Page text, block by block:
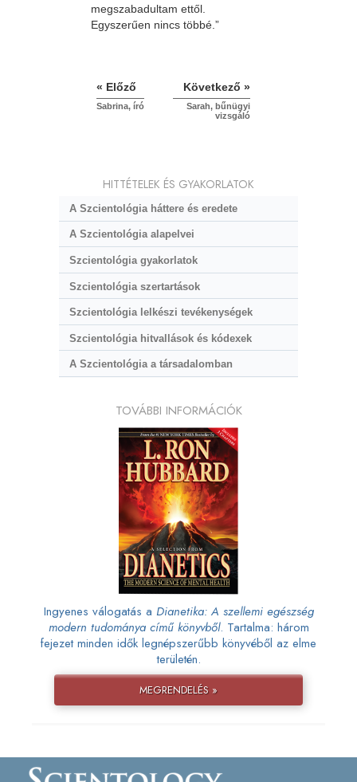
megszabadultam ettől.
Egyszerűen nincs többé.”
« Előző
Sabrina, író
Következő »
Sarah, bűnügyi
vizsgáló
HITTÉTELEK ÉS GYAKORLATOK
A Szcientológia háttere és eredete
A Szcientológia alapelvei
Szcientológia gyakorlatok
Szcientológia szertartások
Szcientológia lelkészi tevékenységek
Szcientológia hitvallások és kódexek
A Szcientológia a társadalomban
TOVÁBBI INFORMÁCIÓK
Ingyenes válogatás a Dianetika: A szellemi egészség
modern tudománya című könyvből. Tartalma: három
fejezet minden idők legnépszerűbb könyvéből az elme
területén.
MEGRENDELÉS »